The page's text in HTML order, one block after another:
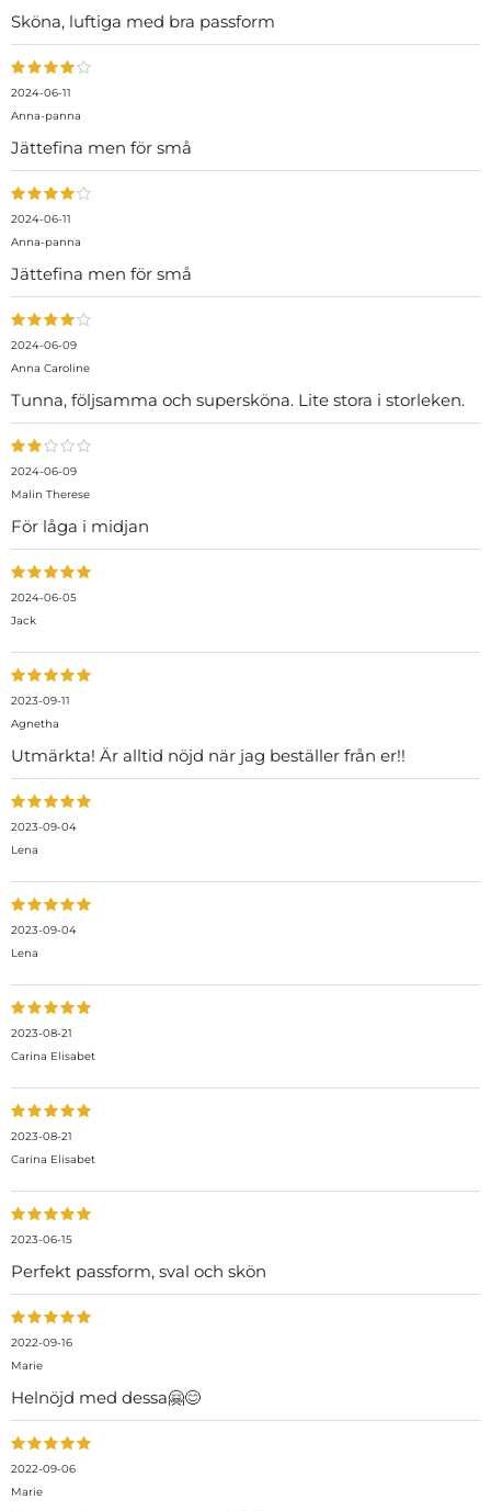
Sköna, luftiga med bra passform
2024-06-11
Anna-panna
Jättefina men för små
2024-06-11
Anna-panna
Jättefina men för små
2024-06-09
Anna Caroline
Tunna, följsamma och supersköna. Lite stora i storleken.
2024-06-09
Malin Therese
För låga i midjan
2024-06-05
Jack
2023-09-11
Agnetha
Utmärkta! Är alltid nöjd när jag beställer från er!!
2023-09-04
Lena
2023-09-04
Lena
2023-08-21
Carina Elisabet
2023-08-21
Carina Elisabet
2023-06-15
Perfekt passform, sval och skön
2022-09-16
Marie
Helnöjd med dessa🤗😊
2022-09-06
Marie